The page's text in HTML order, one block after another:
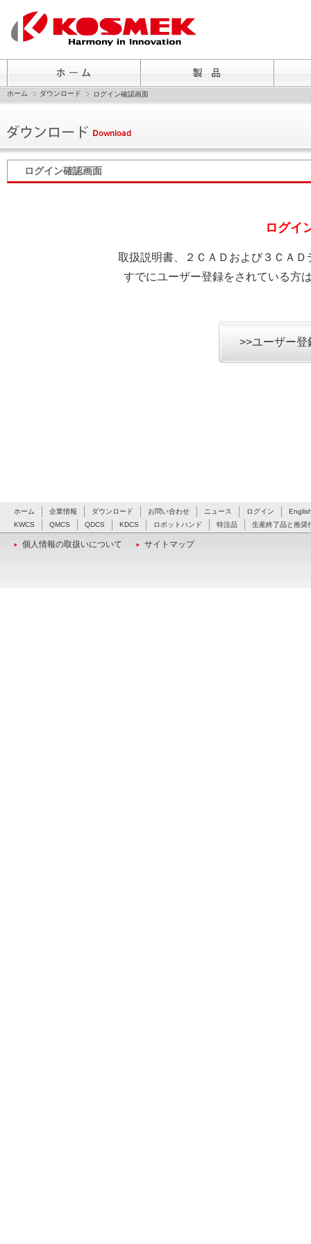
ホーム ダウンロード ログイン確認画面
ログイン確認画面
ログイ
取扱説明書、２ＣＡＤおよび３ＣＡ
すでにユーザー登録をされている方
>>ユーザー
ホーム 企業情報 ダウンロード お問い合わせ ニュース ログイン
KWCS
QMCS QDCS KDCS ロボットハンド 特注品 生産終了品と推奨
個人情報の取扱いについて サイトマップ